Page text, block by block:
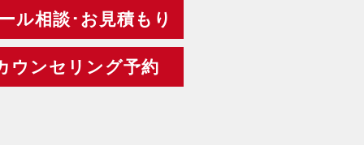
ル相談･お見積もり
ウンセリング予約